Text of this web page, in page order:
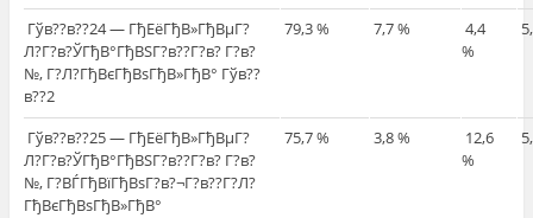
Гўв??в??24 — ГђЕёГђВ»ГђВµГ?
Л?Г?в?ЎГђВ°ГђВЅГ?в??Г?в? Г?в?
№, Г?Л?ГђВєГђВѕГђВ»ГђВ° Гўв??
в??2
79,3 % 7,7 %
4,4
%
Гўв??в??25 — ГђЕёГђВ»ГђВµГ?
Л?Г?в?ЎГђВ°ГђВЅГ?в??Г?в? Г?в?
№, Г?ВЃГђВїГђВѕГ?в?¬Г?в??Г?Л?
ГђВєГђВѕГђВ»ГђВ°
75,7 % 3,8 %
12,6
%